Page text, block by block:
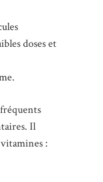
doses et
Il
: